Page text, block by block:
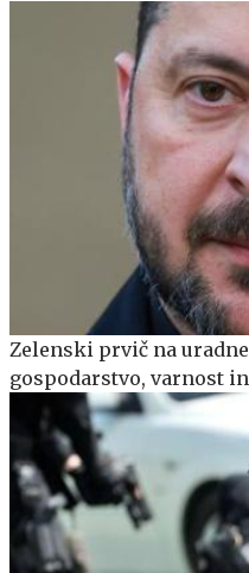
Zelenski prvič na
gospodarstvo, varnost